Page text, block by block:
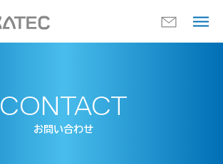
CONTACT
お問い合わせ